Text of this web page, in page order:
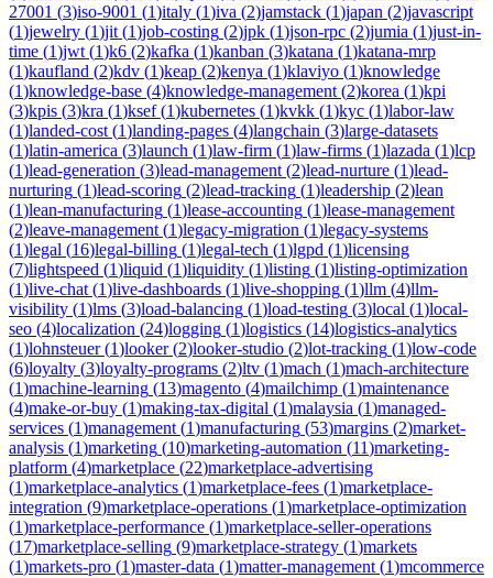
27001 (3)iso-9001 (1)italy (1)iva (2)jamstack (1)japan (2)javascript
(1)jewelry (1)jit (1)job-costing (2)jpk (1)json-rpc (2)jumia (1)just-in-
time (1)jwt (1)k6 (2)kafka (1)kanban (3)katana (1)katana-mrp
(1)kaufland (2)kdv (1)keap (2)kenya (1)klaviyo (1)knowledge
(1)knowledge-base (4)knowledge-management (2)korea (1)kpi
(3)kpis (3)kra (1)ksef(1)kubernetes (1)kvkk (1)kyc (1)labor-law
(1)landed-cost (1)landing-pages (4)langchain (3)large-datasets
(1)latin-america (3)launch (1)law-firm (1)law-firms (1)lazada (1)lcp
(1)lead-generation (3)lead-management (2)lead-nurture (1)lead-
nurturing (1)lead-scoring (2)lead-tracking (1)leadership (2)lean
(1)lean-manufacturing (1)lease-accounting (1)lease-management
(2)leave-management (1)legacy-migration (1)legacy-systems
(1)legal (16)legal-billing (1)legal-tech (1)lgpd (1)licensing
(7)lightspeed (1)liquid (1)liquidity (1)listing (1)listing-optimization
(1)live-chat (1)live-dashboards (1)live-shopping (1)llm (4)llm-
visibility (1)lms (3)load-balancing (1)load-testing (3)local (1)local-
seo (4)localization (24)logging (1)logistics (14)logistics-analytics
(1)lohnsteuer(1)looker(2)looker-studio (2)lot-tracking (1)low-code
(6)loyalty (3)loyalty-programs (2)ltv (1)mach (1)mach-architecture
(1)machine-learning (13)magento (4)mailchimp (1)maintenance
(4)make-or-buy (1)making-tax-digital (1)malaysia (1)managed-
services (1)management (1)manufacturing (53)margins (2)market-
analysis (1)marketing (10)marketing-automation (11)marketing-
platform (4)marketplace (22)marketplace-advertising
(1)marketplace-analytics (1)marketplace-fees (1)marketplace-
integration (9)marketplace-operations (1)marketplace-optimization
(1)marketplace-performance (1)marketplace-seller-operations
(17)marketplace-selling (9)marketplace-strategy (1)markets
(1)markets-pro (1)master-data (1)matter-management (1)mcommerce